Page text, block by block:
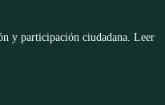
y participación ciudadana. Leer